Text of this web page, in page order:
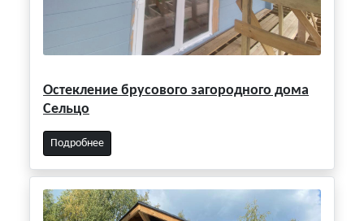
Остекление брусового загородного дома
Сельцо
Подробнее